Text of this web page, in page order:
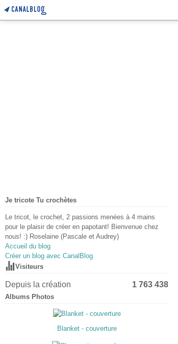
Je tricote Tu crochètes
Le tricot, le crochet, 2 passions menées à 4 mains
pour le plaisir de créer en papotant! Bienvenue chez
nous! :) Roselaine (Pascale et Audrey)
Accueil du blog
Créer un blog avec CanalBlog
Visiteurs
Depuis la création 1 763 438
Albums Photos
Blanket - couverture